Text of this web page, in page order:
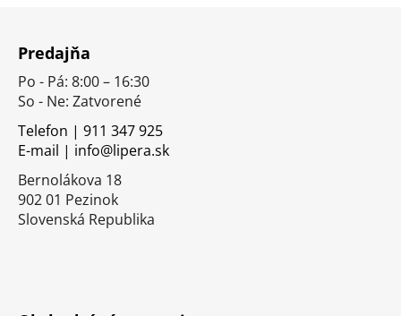
Predajňa
Po - Pá: 8:00 – 16:30
So - Ne: Zatvorené
Telefon | 911 347 925
E-mail | info@lipera.sk
Bernolákova 18
902 01 Pezinok
Slovenská Republika